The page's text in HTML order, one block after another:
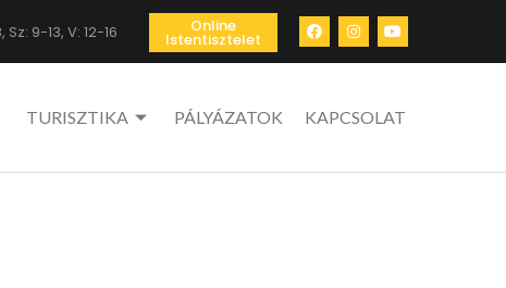
Sz: 9-13, V: 12-16 Online
Istentisztelet
TURISZTIKA PÁLYÁZATOK KAPCSOLAT